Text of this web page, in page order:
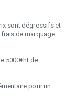
sont dégressifs et
de marquage
5000€ht de
pour un